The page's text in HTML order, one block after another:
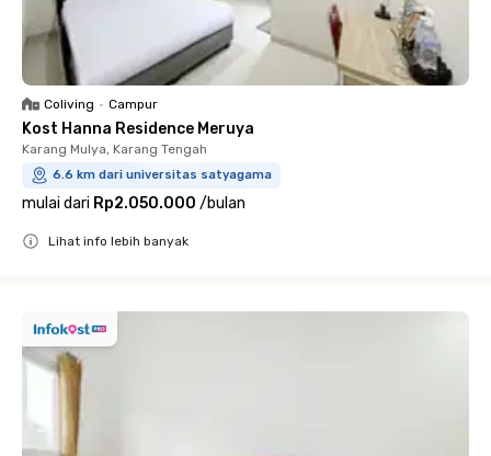
Coliving • Campur
Kost Hanna Residence Meruya
Karang Mulya, Karang Tengah
6.6 km dari universitas satyagama
mulai dari Rp2.050.000 /bulan
Lihat info lebih banyak